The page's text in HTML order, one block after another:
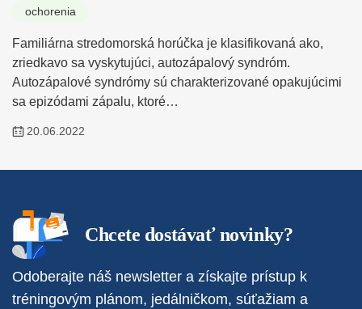
ochorenia
Familiárna stredomorská horúčka je klasifikovaná ako,
zriedkavo sa vyskytujúci, autozápalový syndróm.
Autozápalové syndrómy sú charakterizované opakujúcimi
sa epizódami zápalu, ktoré…
20.06.2022
Chcete dostávať novinky?
Odoberajte náš newsletter a získajte prístup k
tréningovým plánom, jedálničkom, súťažiam a